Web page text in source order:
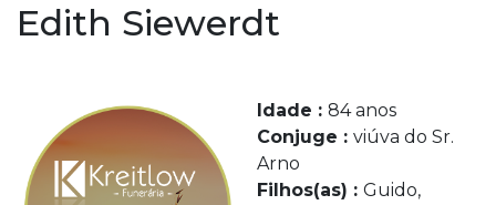
Edith Siewerdt
Idade : 84 anos
Conjuge : viúva do Sr.
Arno
Filhos(as) : Guido,